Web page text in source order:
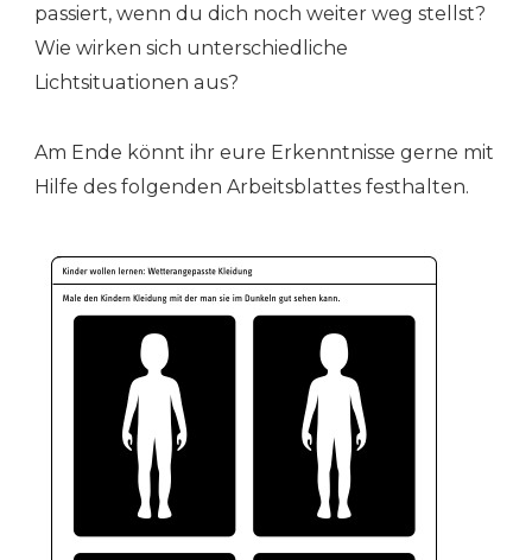
passiert, wenn du dich noch weiter weg stellst?
Wie wirken sich unterschiedliche
Lichtsituationen aus?
Am Ende könnt ihr eure Erkenntnisse gerne mit
Hilfe des folgenden Arbeitsblattes festhalten.